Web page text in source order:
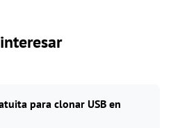
para clonar USB en